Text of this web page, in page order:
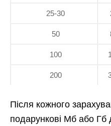
25-30
50
100
200
Після кожного
подарункові Мб або Гб